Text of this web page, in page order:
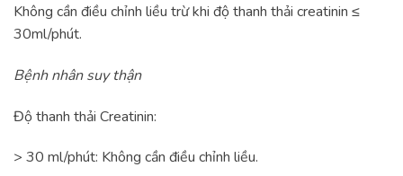
Không cần điều chỉnh liều trừ khi độ thanh thải creatinin ≤
30ml/phút.
Bệnh nhân suy thận
Độ thanh thải Creatinin:
> 30 ml/phút: Không cần điều chỉnh liều.